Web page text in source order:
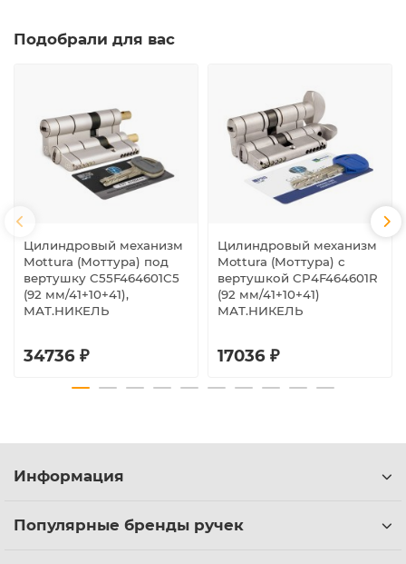
Подобрали для вас
Цилиндровый механизм
Mottura (Моттура) под
вертушку C55F464601C5
(92 мм/41+10+41),
МАТ.НИКЕЛЬ
34736 ₽
Цилиндровый механизм
Mottura (Моттура) с
вертушкой CP4F464601R
(92 мм/41+10+41)
МАТ.НИКЕЛЬ
17036 ₽
Информация
Популярные бренды ручек